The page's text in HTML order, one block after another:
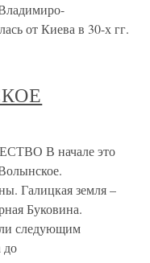
от Киева в 30-х гг.
В начале это
Галицкая земля –
Буковина.
следующим
до